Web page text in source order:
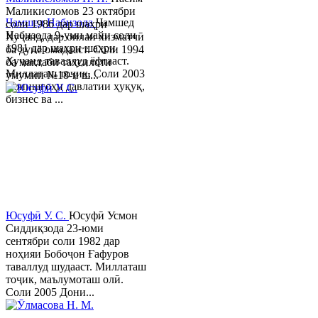
Ҷамшед НабизодаҶамшед
Набизода 9-уми майи соли
1981 дар шаҳри шаҳри
Хуҷанд таваллуд ёфтааст.
Миллаташ тоҷик. Соли 2003
Донишгоҳи давлатии ҳуқуқ,
бизнес ва ...
Маликисломов 23 октябри
соли 1986 дар шаҳри
Хуҷанд, дар оилаи хизматчӣ
ба дунё омадааст. Соли 1994
ба мактаби таҳсилоти
умумии №18-и ш...
Юсуфӣ У. C. Юсуфӣ Усмон
Сиддиқзода 23-юми
сентябри соли 1982 дар
ноҳияи Бобоҷон Ғафуров
таваллуд шудааст. Миллаташ
тоҷик, маълумоташ олӣ.
Соли 2005 Дони...